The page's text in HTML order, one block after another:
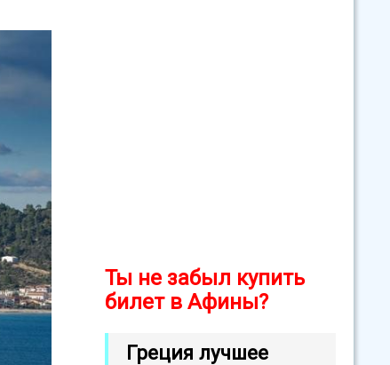
Ты не забыл купить
билет в Афины?
Греция лучшее